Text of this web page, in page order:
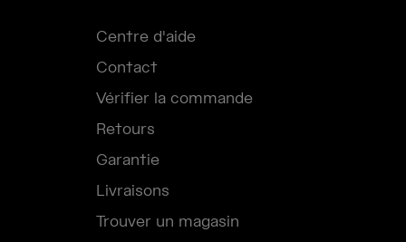
Centre d'aide
Contact
Vérifier la commande
Retours
Garantie
Livraisons
Trouver un magasin